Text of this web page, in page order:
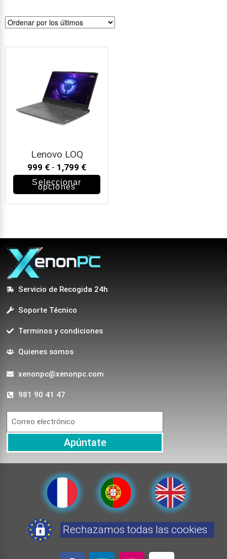
Lenovo LOQ
999 € - 1,799 €
Seleccionar
opciones
Servicio de Recogida 24h
Soporte Técnico
Terminos y condiciones
Quienes somos
xenonpc@xenonpc.com
981 90 41 47
Apúntate
Rechazamos todas las cookies